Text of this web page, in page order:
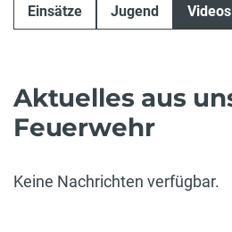
Einsätze Jugend Videos
Aktuelles aus
Feuerwehr
Keine Nachrichten verfügbar.